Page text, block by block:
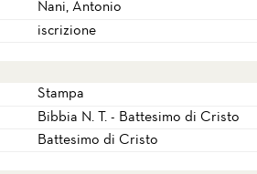
Nani, Antonio
iscrizione
Stampa
Bibbia N. T. - Battesimo di Cristo
Battesimo di Cristo